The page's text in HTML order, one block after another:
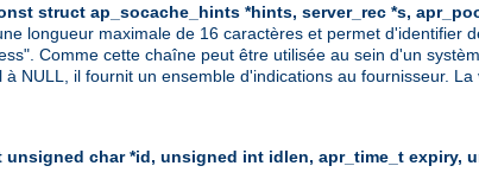
struct ap_socache_hints *hints, server_rec *s,
longueur maximale de 16 caractères et permet d'identifier
Comme cette chaîne peut être utilisée au sein d'un
NULL, il fournit un ensemble d'indications au fournisseur. La
char *id, unsigned int idlen, apr_time_t expiry,